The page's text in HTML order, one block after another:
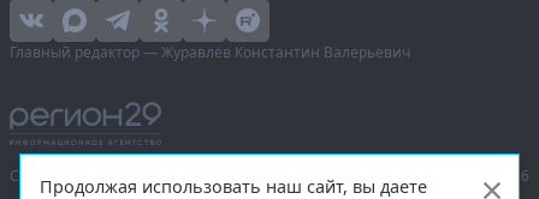
Главный редактор — Журавлёв Константин Валерьевич
Сетевое издание «Информационное агентство Регион 29»,
© 2016–2026
Продолжая использовать наш сайт, вы даете